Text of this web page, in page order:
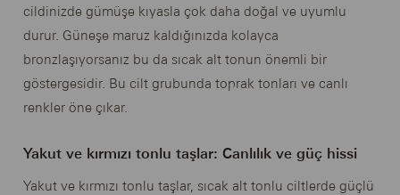
cildinizde gümüşe kıyasla çok daha doğal ve uyumlu
durur. Güneşe maruz kaldığınızda kolayca
bronzlaşıyorsanız bu da sıcak alt tonun önemli bir
göstergesidir. Bu cilt grubunda toprak tonları ve canlı
renkler öne çıkar.
Yakut ve kırmızı tonlu taşlar: Canlılık ve güç hissi
Yakut ve kırmızı tonlu taşlar, sıcak alt tonlu ciltlerde güçlü